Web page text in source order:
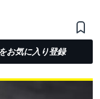
をお気に入り登録